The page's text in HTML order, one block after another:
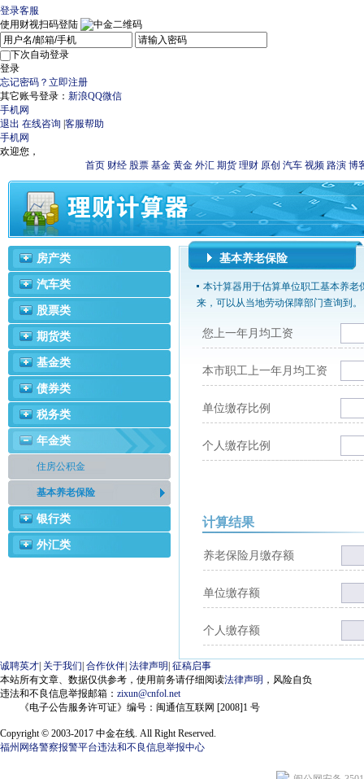
登录客服
使用财视扫码登陆
下次自动登录
登录
忘记密码？ 立即注册
其它账号登录： 新浪QQ微信
手机网
退出 在线咨询 客服帮助
手机网
欢迎您，
首页 财经 股票 基金 黄金 外汇 期货 理财 原创 汽车 视频 路演 博
房产类
汽车类
股票类
期货类
基金类
债券类
税务类
年金类
住房公积金
基本养老保险
银行类
外汇类
基本养老保险
本计算器用于估算单位职工基本养
来，可以从当地劳动保障部门查询到。
您上一年月均工资
本市职工上一年月均工资
单位缴存比例
个人缴存比例
计算结果
养老保险月缴存额
单位缴存额
个人缴存额
诚聘英才 关于我们 合作伙伴 法律声明 征稿启事
本站所有文章、数据仅供参考，使用前务请仔细阅读法律声明 ，风险自负
违法和不良信息举报邮箱： zixun@cnfol.net
《电子公告服务许可证》编号：闽通信互联网 [2008]1 号
Copyright © 2003-2017 中金在线. All Right Reserved.
福州网络警察报警平台违法和不良信息举报中心